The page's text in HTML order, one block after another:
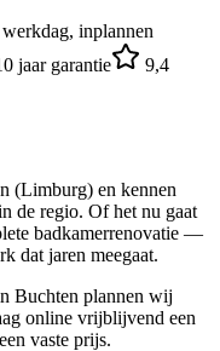
inplannen
jaar garantie
9,4
(Limburg) en kennen
de regio. Of het nu gaat
badkamerrenovatie —
dat jaren meegaat.
Buchten plannen wij
online vrijblijvend een
vaste prijs.